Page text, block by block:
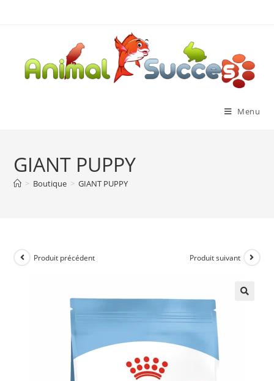
Menu
GIANT PUPPY
> Boutique > GIANT PUPPY
Produit précédent Produit suivant